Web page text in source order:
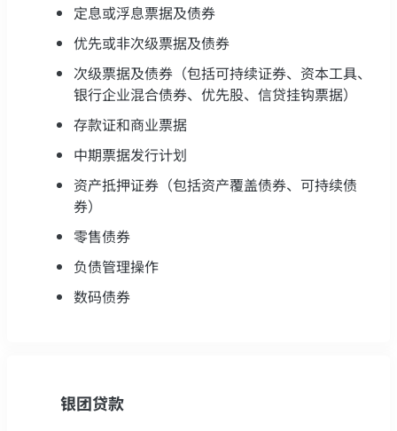
定息或浮息票据及债券
优先或非次级票据及债券
次级票据及债券（包括可持续证券、资本工具、
银行企业混合债券、优先股、信贷挂钩票据）
存款证和商业票据
中期票据发行计划
资产抵押证券（包括资产覆盖债券、可持续债
券）
零售债券
负债管理操作
数码债券
银团贷款